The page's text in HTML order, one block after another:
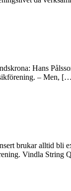
Hans
– Men,
brukar alltid bli
Vindla